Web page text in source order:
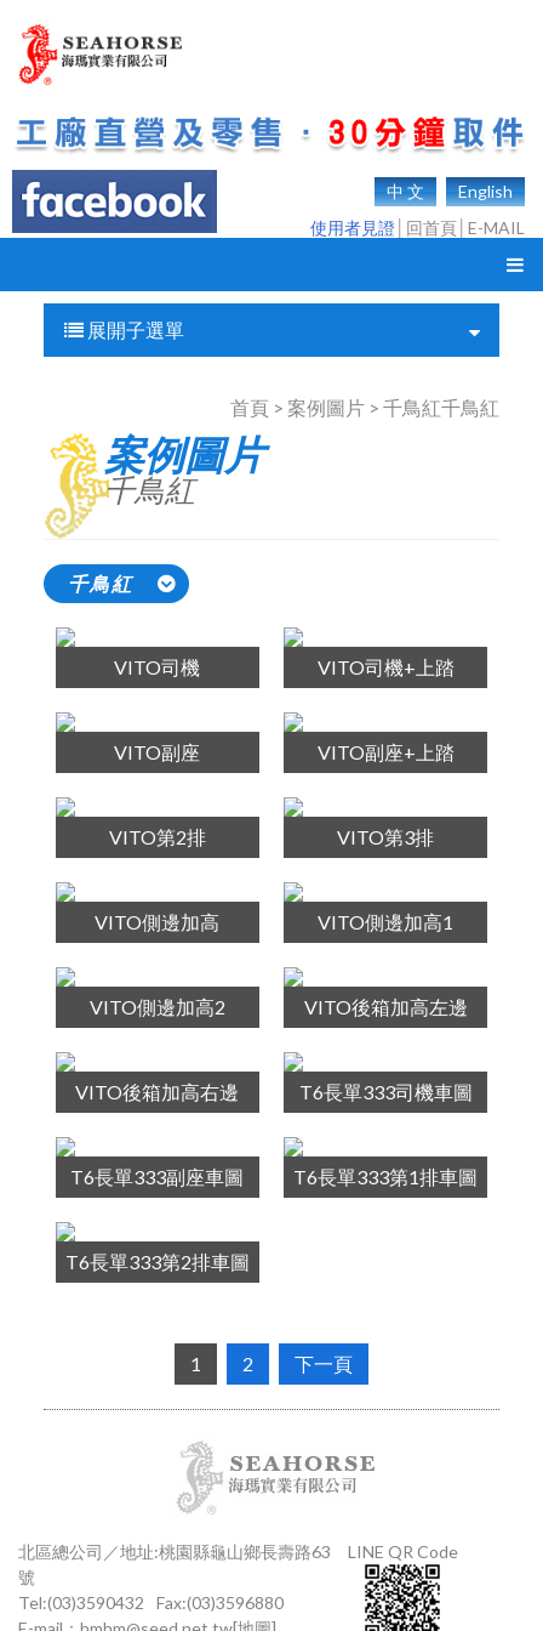
中 文
English
使用者見證 回首頁 E-MAIL
展開子選單
首頁 > 案例圖片 > 千鳥紅千鳥紅
案例圖片
千鳥紅
千鳥紅
VITO司機 VITO司機+上踏
VITO副座 VITO副座+上踏
VITO第2排 VITO第3排
VITO側邊加高 VITO側邊加高1
VITO側邊加高2 VITO後箱加高左邊
VITO後箱加高右邊 T6長單333司機車圖
T6長單333副座車圖 T6長單333第1排車圖
T6長單333第2排車圖
1 2 下一頁
北區總公司／地址:桃園縣龜山鄉長壽路63
號
Tel:(03)3590432
Fax:(03)3596880
LINE QR Code